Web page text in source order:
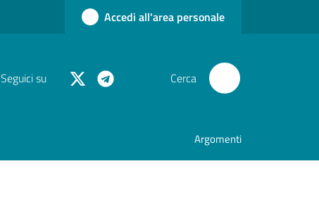
Accedi all'area personale
Seguici su Cerca
Argomenti